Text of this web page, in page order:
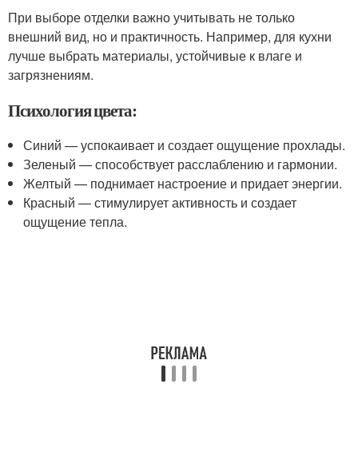
При выборе отделки важно учитывать не только
внешний вид, но и практичность. Например, для кухни
лучше выбрать материалы, устойчивые к влаге и
загрязнениям.
Психология цвета:
Синий — успокаивает и создает ощущение прохлады.
Зеленый — способствует расслаблению и гармонии.
Желтый — поднимает настроение и придает энергии.
Красный — стимулирует активность и создает
ощущение тепла.